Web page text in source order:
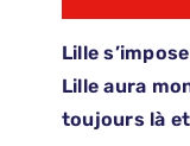
Lille
Lille aura
toujours là